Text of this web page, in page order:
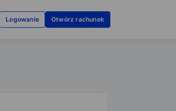
Logowanie Otwórz rachunek